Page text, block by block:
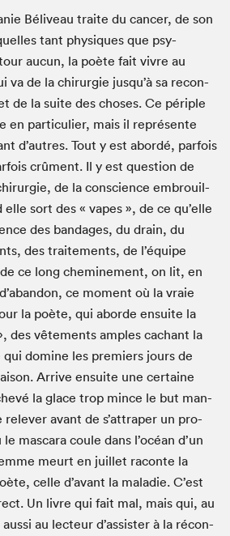
Béliveau traite du can­cer, de son
tant physiques que psy­
aucun, la poète fait vivre au
va de la chirurgie jusqu’à sa recon­
de la suite des choses. Ce périple
en par­ti­c­uli­er, mais il représente
d’autres. Tout y est abor­dé, par­fois
crû­ment. Il y est ques­tion de
de la con­science embrouil­
sort des « vapes », de ce qu’elle
des ban­dages, du drain, du
des traite­ments, de l’équipe
ce long chem­ine­ment, on lit, en
ce moment où la vraie
la poète, qui abor­de ensuite la
des vête­ments amples cachant la
domine les pre­miers jours de
Arrive ensuite une cer­taine
la glace trop mince le but man­
relever avant de s’attraper un pro­
mas­cara coule dans l’océan d’un
meurt en juil­let racon­te la
celle d’avant la mal­adie. C’est
Un livre qui fait mal, mais qui, au
au lecteur d’assister à la réc­on­